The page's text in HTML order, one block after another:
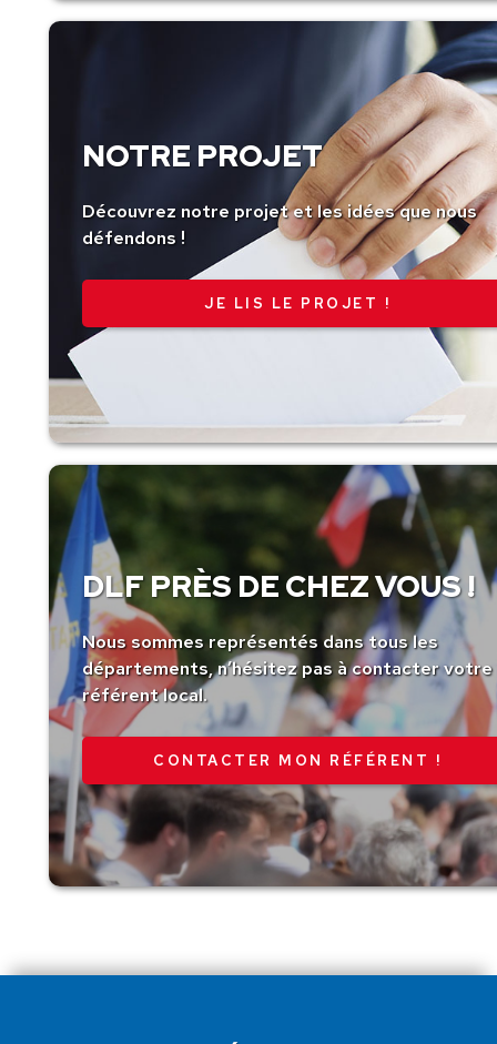
NOTRE PROJET
Découvrez notre projet et les idées que nous
défendons !
JE LIS LE PROJET !
DLF PRÈS DE CHEZ VOUS !
Nous sommes représentés dans tous les
départements, n’hésitez pas à contacter votre
référent local.
CONTACTER MON RÉFÉRENT !